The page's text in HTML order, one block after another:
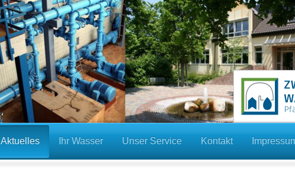
Aktuelles Ihr Wasser Unser Service Kontakt